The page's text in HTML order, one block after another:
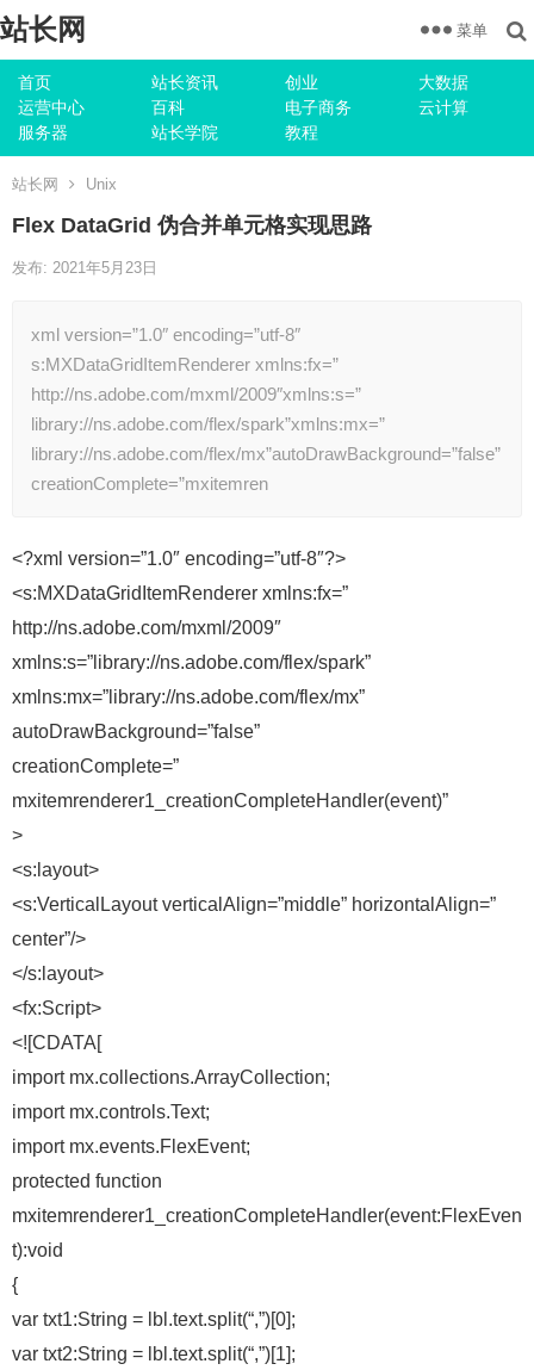
站长网
首页 站长资讯 创业
大数据
运营中心
百科 电子商务
云计算
服务器
站长学院 教程
菜单
站长网 Unix
Flex DataGrid 伪合并单元格实现思路
发布: 2021年5月23日
xml version=”1.0″ encoding=”utf-8″
s:MXDataGridItemRenderer xmlns:fx=”
http://ns.adobe.com/mxml/2009″xmlns:s=”
library://ns.adobe.com/flex/spark”xmlns:mx=”
library://ns.adobe.com/flex/mx”autoDrawBackground=”false”
creationComplete=”mxitemren
<?xml version=”1.0″ encoding=”utf-8″?>
<s:MXDataGridItemRenderer xmlns:fx=”
http://ns.adobe.com/mxml/2009″
xmlns:s=”library://ns.adobe.com/flex/spark”
xmlns:mx=”library://ns.adobe.com/flex/mx”
autoDrawBackground=”false”
creationComplete=”
mxitemrenderer1_creationCompleteHandler(event)”
>
<s:layout>
<s:VerticalLayout verticalAlign=”middle” horizontalAlign=”
center”/>
</s:layout>
<fx:Script>
<![CDATA[
import mx.collections.ArrayCollection;
import mx.controls.Text;
import mx.events.FlexEvent;
protected function
mxitemrenderer1_creationCompleteHandler(event:FlexEven
t):void
{
var txt1:String = lbl.text.split(“,”)[0];
var txt2:String = lbl.text.split(“,”)[1];